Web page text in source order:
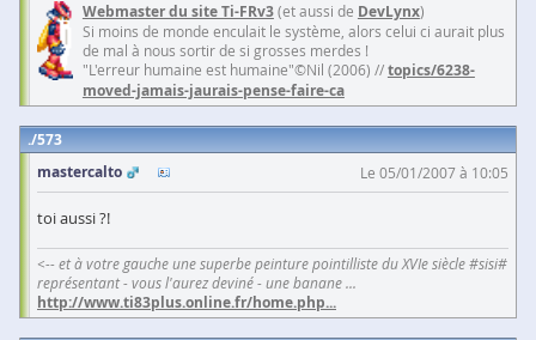
Webmaster du site Ti-FRv3(et aussi de DevLynx)
Si moins de monde enculait le système, alors celui ci aurait plus
de mal à nous sortir de si grosses merdes !
"L'erreur humaine est humaine"©Nil (2006) //topics/6238-
moved-jamais-jaurais-pense-faire-ca
573
mastercalto
Le 05/01/2007 à 10:05
toi aussi ?!
<-- et à votre gauche une superbe peinture pointilliste du XVIe siècle #sisi#
représentant - vous l'aurez deviné - une banane ...
http://www.ti83plus.online.fr/home.php...